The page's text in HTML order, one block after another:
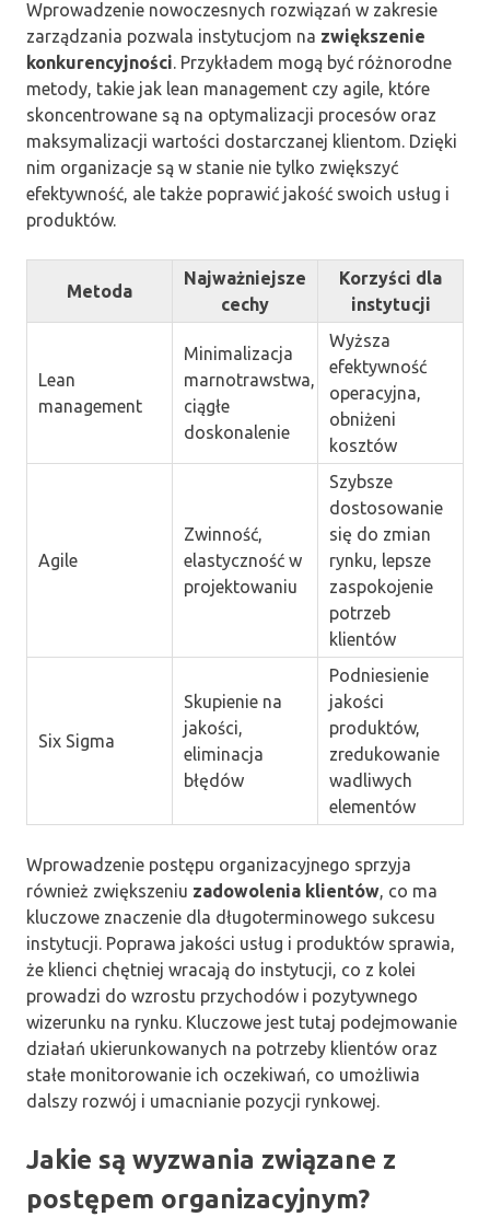
Wprowadzenie nowoczesnych rozwiązań w zakresie
zarządzania pozwala instytucjom na zwiększenie
konkurencyjności . Przykładem mogą być różnorodne
metody, takie jak lean management czy agile, które
skoncentrowane są na optymalizacji procesów oraz
maksymalizacji wartości dostarczanej klientom. Dzięki
nim organizacje są w stanie nie tylko zwiększyć
efektywność, ale także poprawić jakość swoich usług i
produktów.
Metoda
Najważniejsze
cechy
Korzyści dla
instytucji
Lean
management
Minimalizacja
marnotrawstwa,
ciągłe
doskonalenie
Wyższa
efektywność
operacyjna,
obniżeni
kosztów
Agile
Zwinność,
elastyczność w
projektowaniu
Szybsze
dostosowanie
się do zmian
rynku, lepsze
zaspokojenie
potrzeb
klientów
Six Sigma
Skupienie na
jakości,
eliminacja
błędów
Podniesienie
jakości
produktów,
zredukowanie
wadliwych
elementów
Wprowadzenie postępu organizacyjnego sprzyja
również zwiększeniu zadowolenia klientów , co ma
kluczowe znaczenie dla długoterminowego sukcesu
instytucji. Poprawa jakości usług i produktów sprawia,
że klienci chętniej wracają do instytucji, co z kolei
prowadzi do wzrostu przychodów i pozytywnego
wizerunku na rynku. Kluczowe jest tutaj podejmowanie
działań ukierunkowanych na potrzeby klientów oraz
stałe monitorowanie ich oczekiwań, co umożliwia
dalszy rozwój i umacnianie pozycji rynkowej.
Jakie są wyzwania związane z
postępem organizacyjnym?